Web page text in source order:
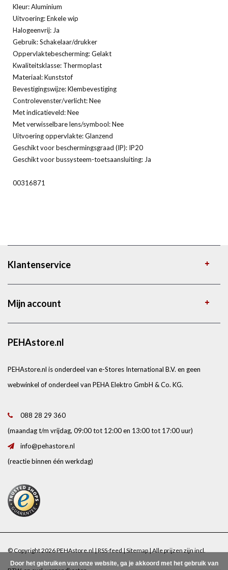
Kleur: Aluminium
Uitvoering: Enkele wip
Halogeenvrij: Ja
Gebruik: Schakelaar/drukker
Oppervlaktebescherming: Gelakt
Kwaliteitsklasse: Thermoplast
Materiaal: Kunststof
Bevestigingswijze: Klembevestiging
Controlevenster/verlicht: Nee
Met indicatieveld: Nee
Met verwisselbare lens/symbool: Nee
Uitvoering oppervlakte: Glanzend
Geschikt voor beschermingsgraad (IP): IP20
Geschikt voor bussysteem-toetsaansluiting: Ja
00316871
Klantenservice
Mijn account
PEHAstore.nl
PEHAstore.nl is onderdeel van e-Stores International B.V. en geen
webwinkel of onderdeel van PEHA Elektro GmbH & Co. KG.
088 28 29 360
(maandag t/m vrijdag, 09:00 tot 12:00 en 13:00 tot 17:00 uur)
info@pehastore.nl
(reactie binnen één werkdag)
© Copyright 2026 PEHAstore.nl | RSS-feed | Sitemap | Alle prijzen zijn incl.
Door het gebruiken van onze website, ga je akkoord met het gebruik van